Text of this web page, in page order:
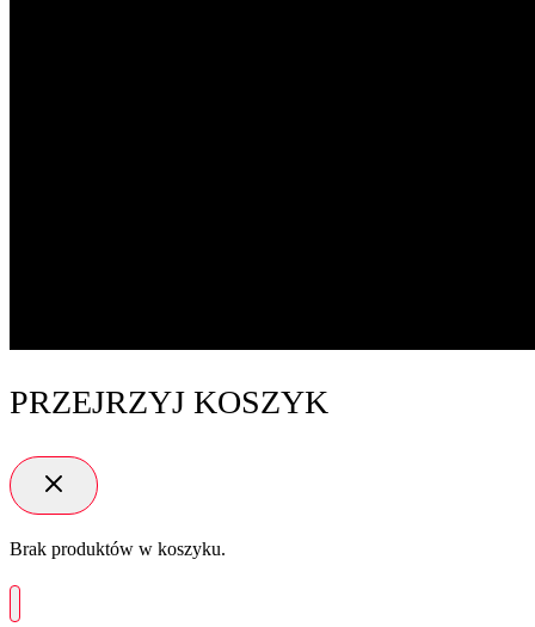
PRZEJRZYJ KOSZYK
Brak produktów w koszyku.